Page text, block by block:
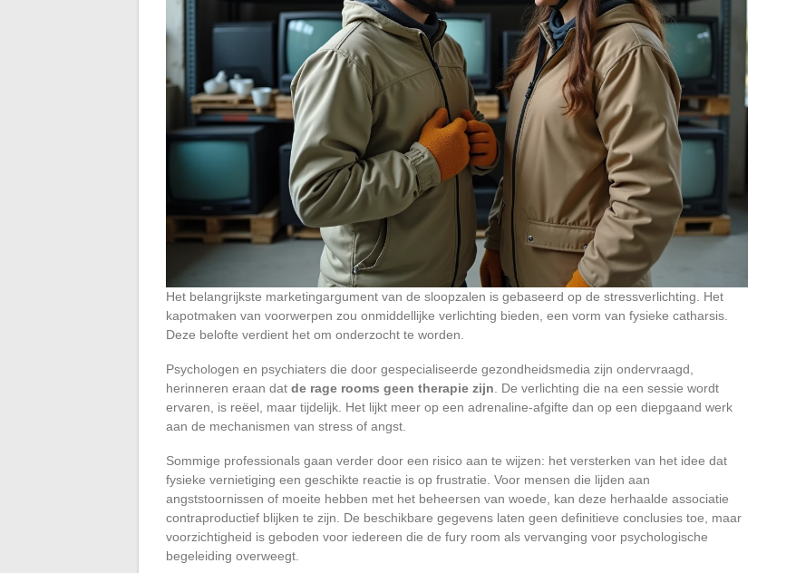
Het belangrijkste marketingargument van de sloopzalen is gebaseerd op de stressverlichting. Het
kapotmaken van voorwerpen zou onmiddellijke verlichting bieden, een vorm van fysieke catharsis.
Deze belofte verdient het om onderzocht te worden.
Psychologen en psychiaters die door gespecialiseerde gezondheidsmedia zijn ondervraagd,
herinneren eraan dat de rage rooms geen therapie zijn. De verlichting die na een sessie wordt
ervaren, is reëel, maar tijdelijk. Het lijkt meer op een adrenaline-afgifte dan op een diepgaand werk
aan de mechanismen van stress of angst.
Sommige professionals gaan verder door een risico aan te wijzen: het versterken van het idee dat
fysieke vernietiging een geschikte reactie is op frustratie. Voor mensen die lijden aan
angststoornissen of moeite hebben met het beheersen van woede, kan deze herhaalde associatie
contraproductief blijken te zijn. De beschikbare gegevens laten geen definitieve conclusies toe, maar
voorzichtigheid is geboden voor iedereen die de fury room als vervanging voor psychologische
begeleiding overweegt.